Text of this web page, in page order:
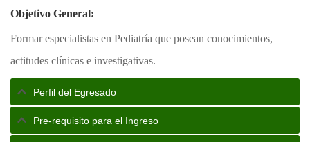
Objetivo General:
Formar especialistas en Pediatría que posean conocimientos,
actitudes clínicas e investigativas.
Perfil del Egresado
Pre-requisito para el Ingreso